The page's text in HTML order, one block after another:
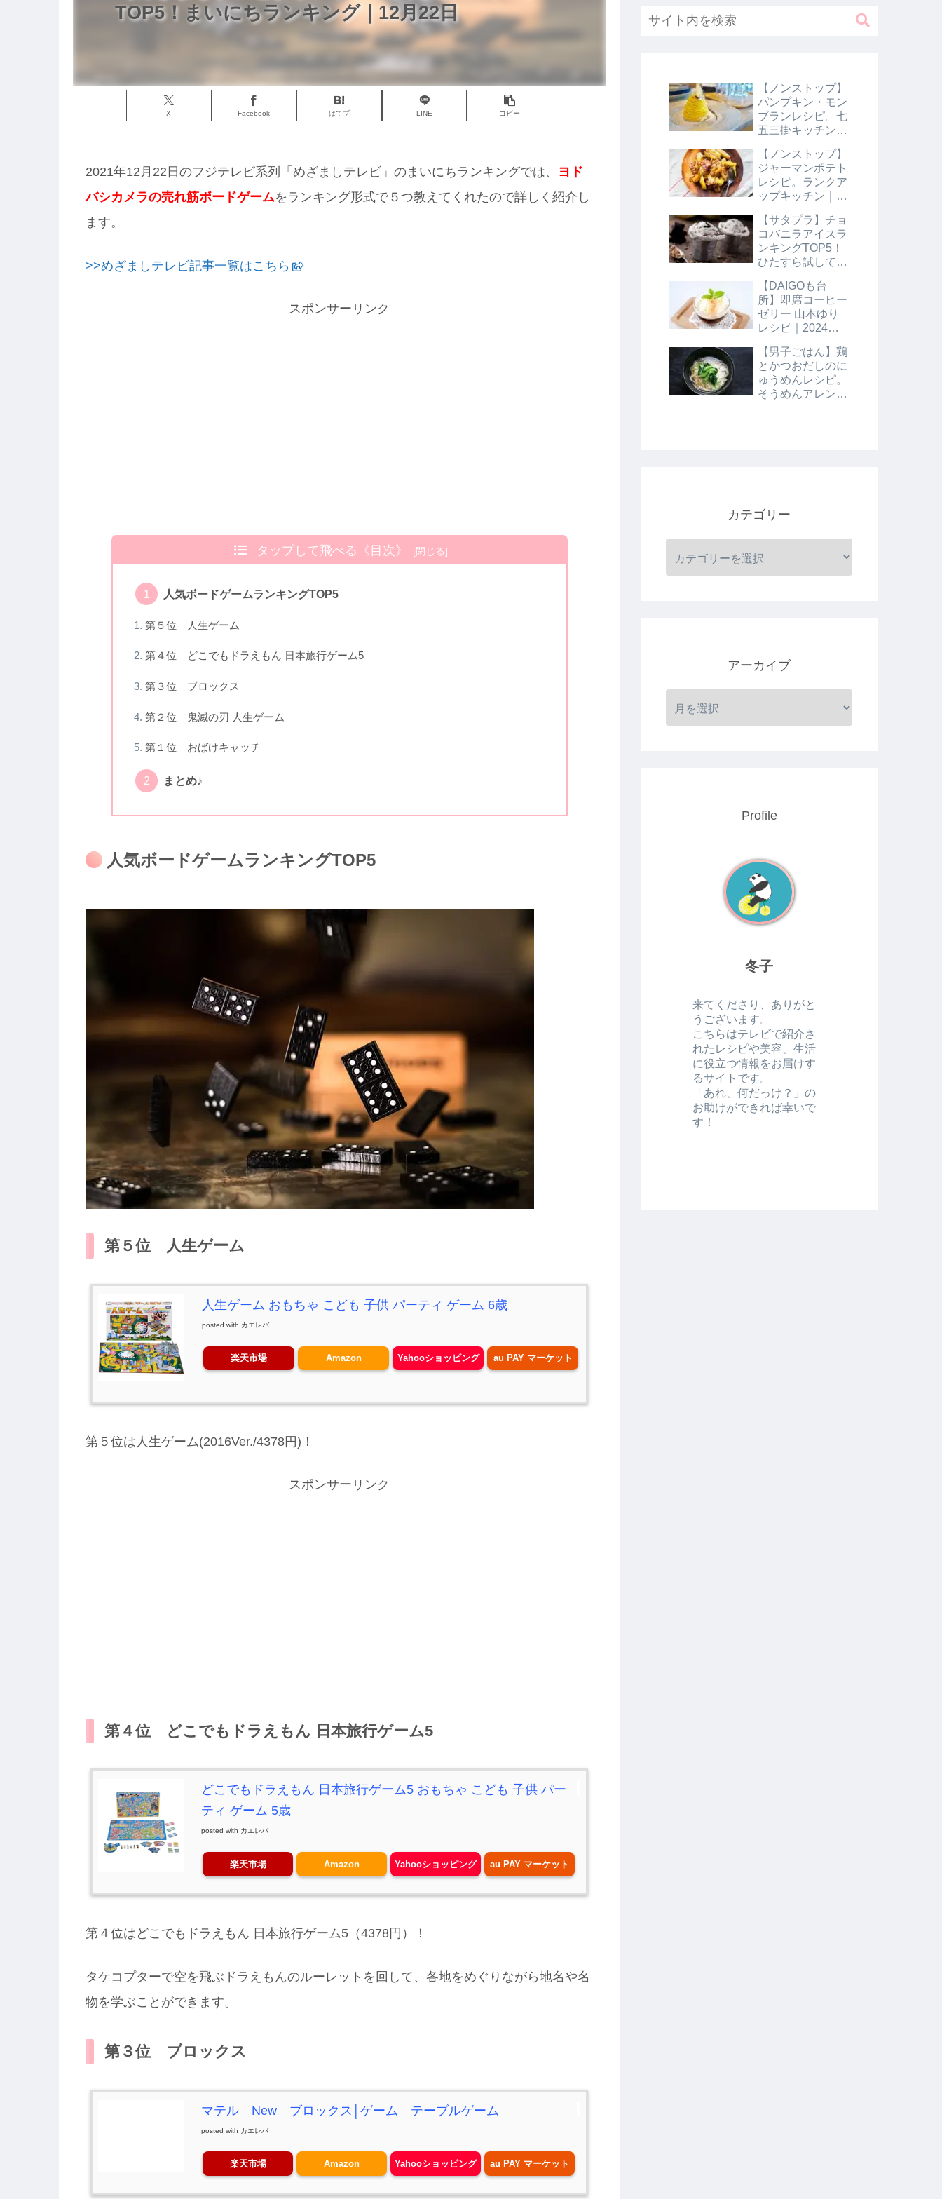
TOP5！まいにちランキング｜12月22日
X Facebook はてブ LINE コピー
2021年12月22日のフジテレビ系列「めざましテレビ」のまいにちランキングでは、 ヨド
バシカメラの売れ筋ボードゲームをランキング形式で５つ教えてくれたので詳しく紹介し
ます。
>>めざましテレビ記事一覧はこちら
スポンサーリンク
タップして飛べる《目次》
人気ボードゲームランキングTOP5
第５位 人生ゲーム
第４位 どこでもドラえもん 日本旅行ゲーム5
第３位 ブロックス
第２位 鬼滅の刃 人生ゲーム
第１位 おばけキャッチ
まとめ♪
人気ボードゲームランキングTOP5
第５位 人生ゲーム
人生ゲーム おもちゃ こども 子供 パーティ ゲーム 6歳
posted with カエレバ
楽天市場 Amazon Yahooショッピング au PAY マーケット
第５位は人生ゲーム(2016Ver./4378円)！
スポンサーリンク
第４位 どこでもドラえもん 日本旅行ゲーム5
どこでもドラえもん 日本旅行ゲーム5 おもちゃ こども 子供 パー
ティ ゲーム 5歳
posted with カエレバ
楽天市場 Amazon Yahooショッピング au PAY マーケット
第４位はどこでもドラえもん 日本旅行ゲーム5（4378円）！
タケコプターで空を飛ぶドラえもんのルーレットを回して、各地をめぐりながら地名や名
物を学ぶことができます。
第３位 ブロックス
マテル New ブロックス│ゲーム テーブルゲーム
posted with カエレバ
楽天市場 Amazon Yahooショッピング au PAY マーケット
【ノンストップ】
パンプキン・モン
ブランレシピ。七
五三掛キッチン｜
【ノンストップ】
ジャーマンポテト
レシピ。ランクア
ップキッチン｜10
【サタプラ】チョ
コバニラアイスラ
ンキングTOP5！
ひたすら試してラ
日【サタデープラ
ス】
【DAIGOも台
所】即席コーヒー
ゼリー 山本ゆり
レシピ｜2024年8
【男子ごはん】鶏
とかつおだしのに
ゅうめんレシピ。
そうめんアレンジ
カテゴリー
アーカイブ
Profile
冬子
来てくださり、ありがと
うございます。
こちらはテレビで紹介さ
れたレシピや美容、生活
に役立つ情報をお届けす
るサイトです。
「あれ、何だっけ？」の
お助けができれば幸いで
す！